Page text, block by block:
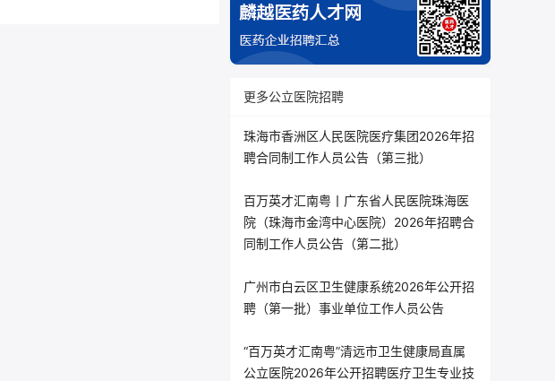
更多公立医院招聘
珠海市香洲区人民医院医疗集团2026年招
聘合同制工作人员公告（第三批）
百万英才汇南粤丨广东省人民医院珠海医
院（珠海市金湾中心医院）2026年招聘合
同制工作人员公告（第二批）
广州市白云区卫生健康系统2026年公开招
聘（第一批）事业单位工作人员公告
“百万英才汇南粤”清远市卫生健康局直属
公立医院2026年公开招聘医疗卫生专业技